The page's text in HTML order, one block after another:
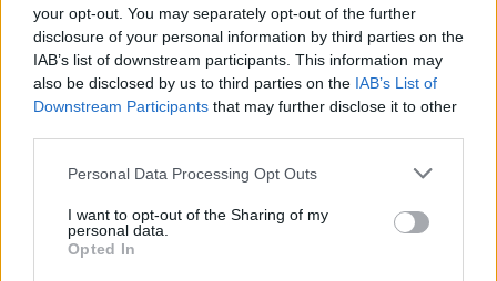
your opt-out. You may separately opt-out of the further
disclosure of your personal information by third parties on the
IAB’s list of downstream participants. This information may
also be disclosed by us to third parties on the IAB’s List of
Downstream Participants that may further disclose it to other
Personal Data Processing Opt Outs
I want to opt-out of the Sharing of my
personal data.
Opted In
MEGTEKINTEM MEGTEKINTEM